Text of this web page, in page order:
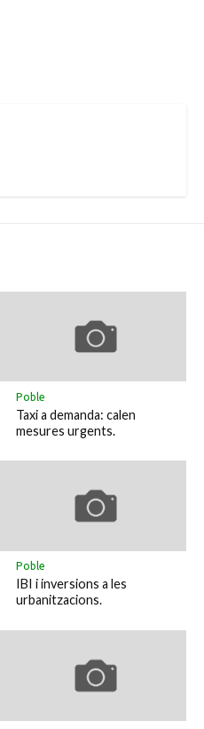
Poble
Taxi a demanda: calen
mesures urgents.
Poble
IBI i inversions a les
urbanitzacions.